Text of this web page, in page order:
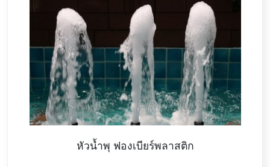
หัวน้ำพุ ฟองเบียร์พลาสติก